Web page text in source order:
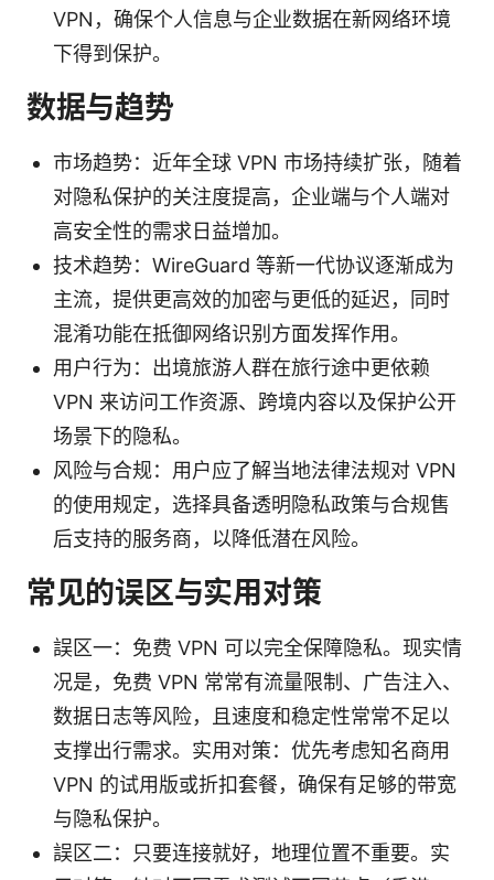
VPN，确保个人信息与企业数据在新网络环境
下得到保护。
数据与趋势
市场趋势：近年全球 VPN 市场持续扩张，随着
对隐私保护的关注度提高，企业端与个人端对
高安全性的需求日益增加。
技术趋势：WireGuard 等新一代协议逐渐成为
主流，提供更高效的加密与更低的延迟，同时
混淆功能在抵御网络识别方面发挥作用。
用户行为：出境旅游人群在旅行途中更依赖
VPN 来访问工作资源、跨境内容以及保护公开
场景下的隐私。
风险与合规：用户应了解当地法律法规对 VPN
的使用规定，选择具备透明隐私政策与合规售
后支持的服务商，以降低潜在风险。
常见的误区与实用对策
誤区一：免费 VPN 可以完全保障隐私。现实情
况是，免费 VPN 常常有流量限制、广告注入、
数据日志等风险，且速度和稳定性常常不足以
支撑出行需求。实用对策：优先考虑知名商用
VPN 的试用版或折扣套餐，确保有足够的带宽
与隐私保护。
誤区二：只要连接就好，地理位置不重要。实